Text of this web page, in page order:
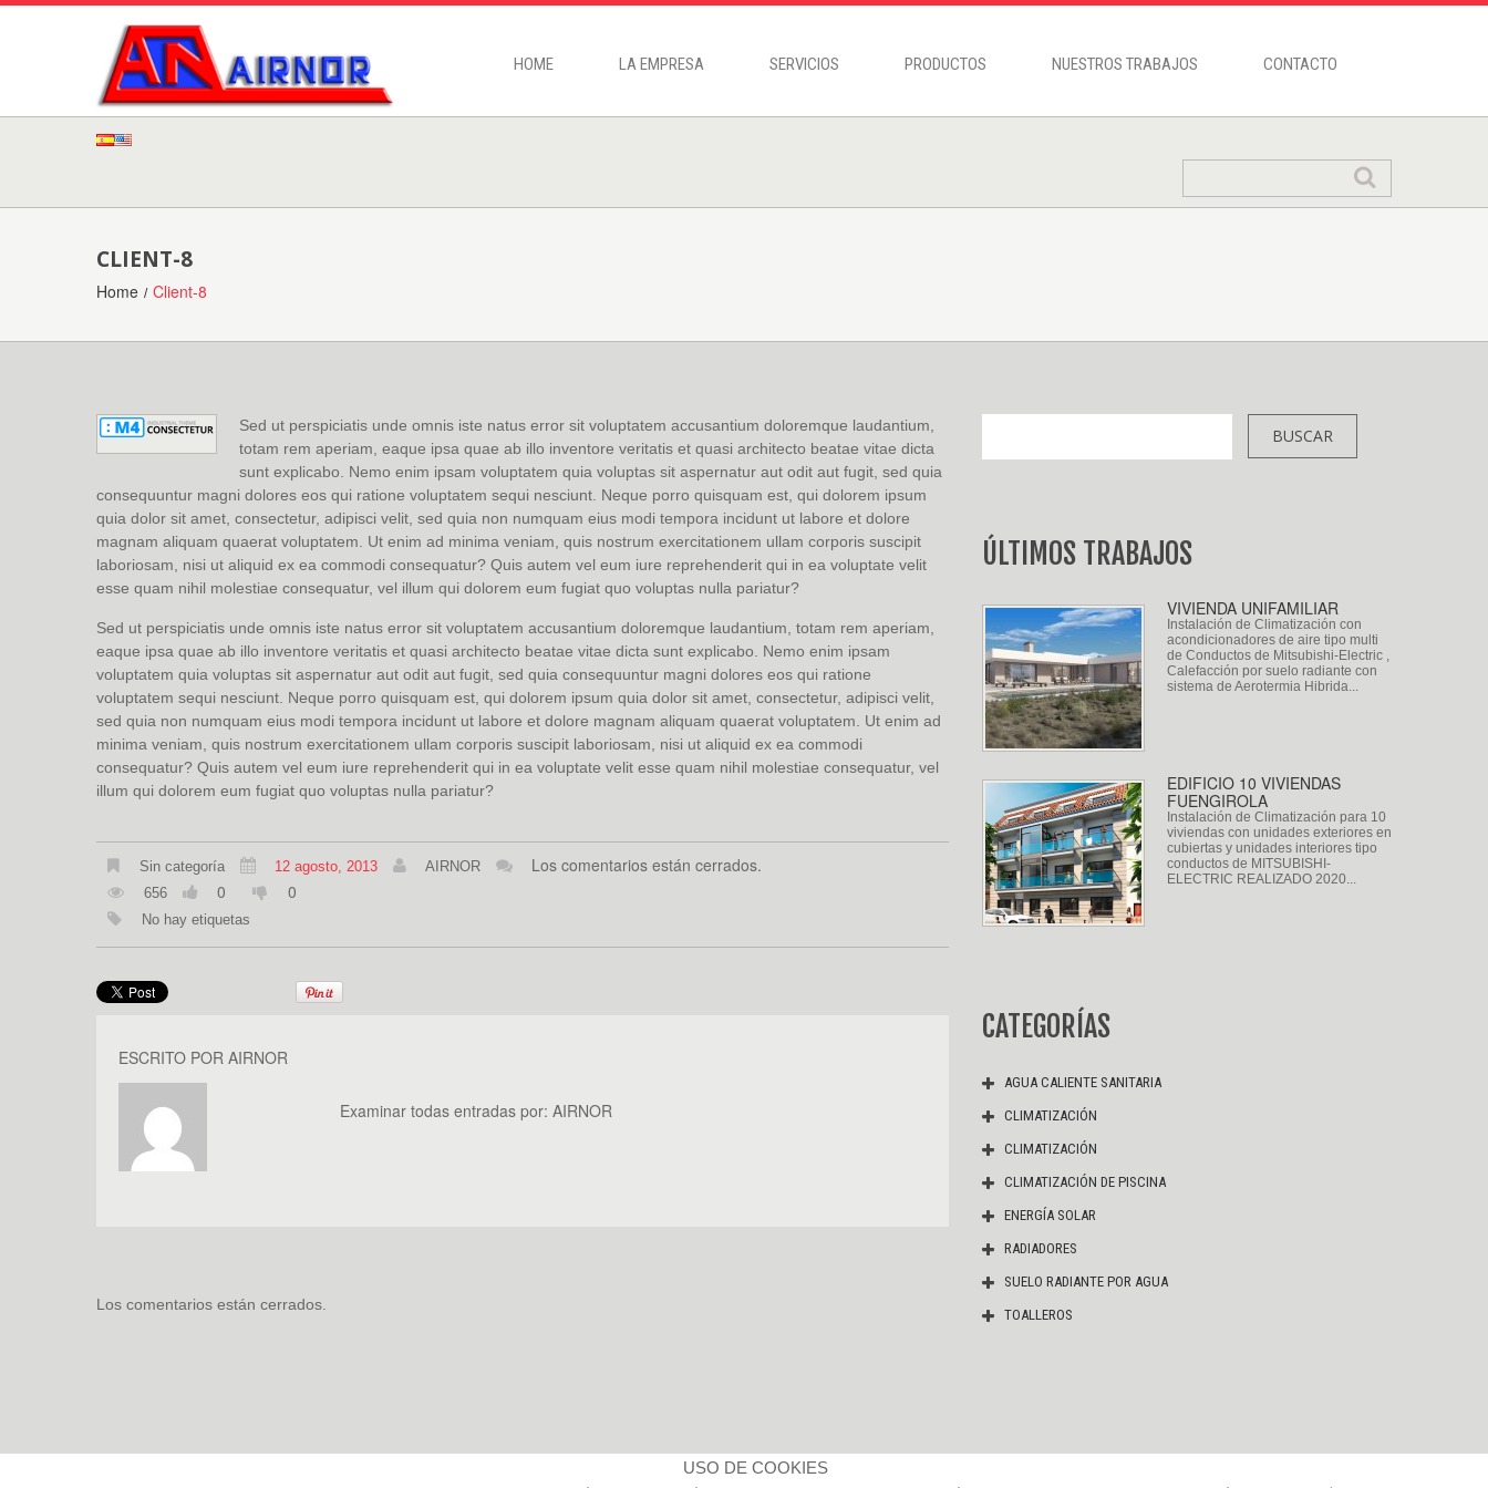
HOME LA EMPRESA SERVICIOS PRODUCTOS NUESTROS TRABAJOS CONTACTO
CLIENT-8
Home Client-8
Sed ut perspiciatis unde omnis iste natus error sit voluptatem accusantium doloremque laudantium,
totam rem aperiam, eaque ipsa quae ab illo inventore veritatis et quasi architecto beatae vitae dicta
sunt explicabo. Nemo enim ipsam voluptatem quia voluptas sit aspernatur aut odit aut fugit, sed quia
consequuntur magni dolores eos qui ratione voluptatem sequi nesciunt. Neque porro quisquam est, qui dolorem ipsum
quia dolor sit amet, consectetur, adipisci velit, sed quia non numquam eius modi tempora incidunt ut labore et dolore
magnam aliquam quaerat voluptatem. Ut enim ad minima veniam, quis nostrum exercitationem ullam corporis suscipit
laboriosam, nisi ut aliquid ex ea commodi consequatur? Quis autem vel eum iure reprehenderit qui in ea voluptate velit
esse quam nihil molestiae consequatur, vel illum qui dolorem eum fugiat quo voluptas nulla pariatur?
Sed ut perspiciatis unde omnis iste natus error sit voluptatem accusantium doloremque laudantium, totam rem aperiam,
eaque ipsa quae ab illo inventore veritatis et quasi architecto beatae vitae dicta sunt explicabo. Nemo enim ipsam
voluptatem quia voluptas sit aspernatur aut odit aut fugit, sed quia consequuntur magni dolores eos qui ratione
voluptatem sequi nesciunt. Neque porro quisquam est, qui dolorem ipsum quia dolor sit amet, consectetur, adipisci velit,
sed quia non numquam eius modi tempora incidunt ut labore et dolore magnam aliquam quaerat voluptatem. Ut enim ad
minima veniam, quis nostrum exercitationem ullam corporis suscipit laboriosam, nisi ut aliquid ex ea commodi
consequatur? Quis autem vel eum iure reprehenderit qui in ea voluptate velit esse quam nihil molestiae consequatur, vel
illum qui dolorem eum fugiat quo voluptas nulla pariatur?
Sin categoría 12 agosto, 2013 AIRNOR Los comentarios están cerrados.
656 0 0
No hay etiquetas
ESCRITO POR AIRNOR
Examinar todas entradas por: AIRNOR
Los comentarios están cerrados.
ÚLTIMOS TRABAJOS
VIVIENDA UNIFAMILIAR
Instalación de Climatización con
acondicionadores de aire tipo multi
de Conductos de Mitsubishi-Electric ,
Calefacción por suelo radiante con
sistema de Aerotermia Hibrida...
EDIFICIO 10 VIVIENDAS
FUENGIROLA
Instalación de Climatización para 10
viviendas con unidades exteriores en
cubiertas y unidades interiores tipo
conductos de MITSUBISHI-
ELECTRIC REALIZADO 2020...
CATEGORÍAS
AGUA CALIENTE SANITARIA
CLIMATIZACIÓN
CLIMATIZACIÓN
CLIMATIZACIÓN DE PISCINA
ENERGÍA SOLAR
RADIADORES
SUELO RADIANTE POR AGUA
TOALLEROS
USO DE COOKIES